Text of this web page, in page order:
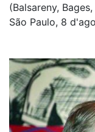
(Balsareny,
São Paulo, 8